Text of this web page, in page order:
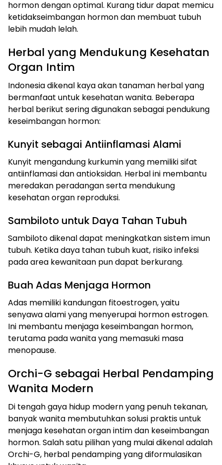
hormon dengan optimal. Kurang tidur dapat memicu
ketidakseimbangan hormon dan membuat tubuh
lebih mudah lelah.
Herbal yang Mendukung Kesehatan
Organ Intim
Indonesia dikenal kaya akan tanaman herbal yang
bermanfaat untuk kesehatan wanita. Beberapa
herbal berikut sering digunakan sebagai pendukung
keseimbangan hormon:
Kunyit sebagai Antiinflamasi Alami
Kunyit mengandung kurkumin yang memiliki sifat
antiinflamasi dan antioksidan. Herbal ini membantu
meredakan peradangan serta mendukung
kesehatan organ reproduksi.
Sambiloto untuk Daya Tahan Tubuh
Sambiloto dikenal dapat meningkatkan sistem imun
tubuh. Ketika daya tahan tubuh kuat, risiko infeksi
pada area kewanitaan pun dapat berkurang.
Buah Adas Menjaga Hormon
Adas memiliki kandungan fitoestrogen, yaitu
senyawa alami yang menyerupai hormon estrogen.
Ini membantu menjaga keseimbangan hormon,
terutama pada wanita yang memasuki masa
menopause.
Orchi-G sebagai Herbal Pendamping
Wanita Modern
Di tengah gaya hidup modern yang penuh tekanan,
banyak wanita membutuhkan solusi praktis untuk
menjaga kesehatan organ intim dan keseimbangan
hormon. Salah satu pilihan yang mulai dikenal adalah
Orchi-G, herbal pendamping yang diformulasikan